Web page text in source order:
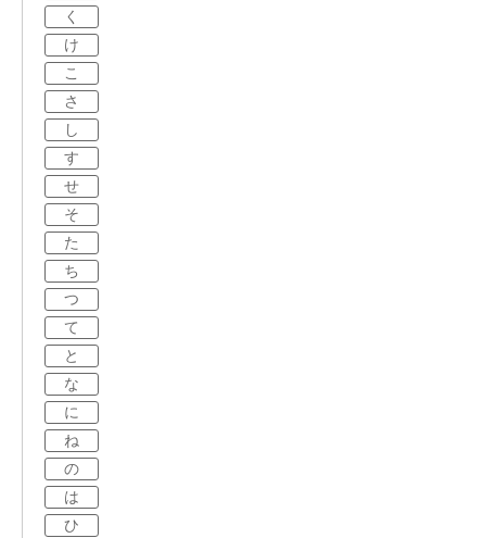
く
け
こ
さ
し
す
せ
そ
た
ち
つ
て
と
な
に
ね
の
は
ひ